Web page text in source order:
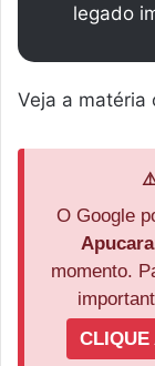
legado
Veja a matéria
O Google
momento.
CLIQUE